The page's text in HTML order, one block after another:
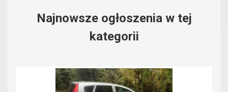
Najnowsze ogłoszenia w tej
kategorii